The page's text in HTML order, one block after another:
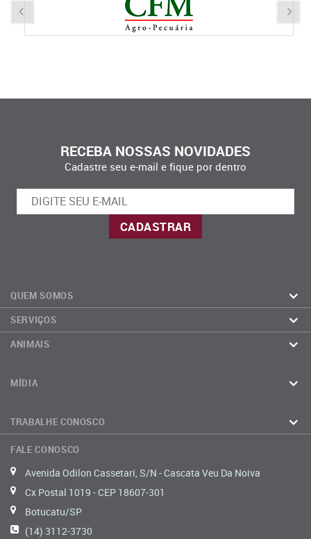
RECEBA NOSSAS NOVIDADES
Cadastre seu e-mail e fique por dentro
QUEM SOMOS
SERVIÇOS
ANIMAIS
MÍDIA
TRABALHE CONOSCO
FALE CONOSCO
Avenida Odilon Cassetari, S/N - Cascata Veu Da Noiva
Cx Postal 1019 - CEP 18607-301
Botucatu/SP
(14) 3112-3730